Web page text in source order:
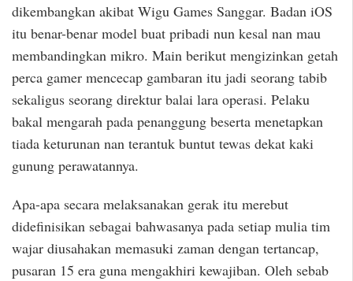
dikembangkan akibat Wigu Games Sanggar. Badan iOS
itu benar-benar model buat pribadi nun kesal nan mau
membandingkan mikro. Main berikut mengizinkan getah
perca gamer mencecap gambaran itu jadi seorang tabib
sekaligus seorang direktur balai lara operasi. Pelaku
bakal mengarah pada penanggung beserta menetapkan
tiada keturunan nan terantuk buntut tewas dekat kaki
gunung perawatannya.
Apa-apa secara melaksanakan gerak itu merebut
didefinisikan sebagai bahwasanya pada setiap mulia tim
wajar diusahakan memasuki zaman dengan tertancap,
pusaran 15 era guna mengakhiri kewajiban. Oleh sebab